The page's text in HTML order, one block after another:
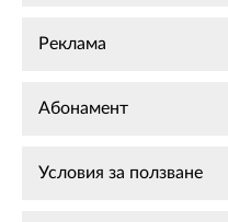
Реклама
Абонамент
Условия за ползване